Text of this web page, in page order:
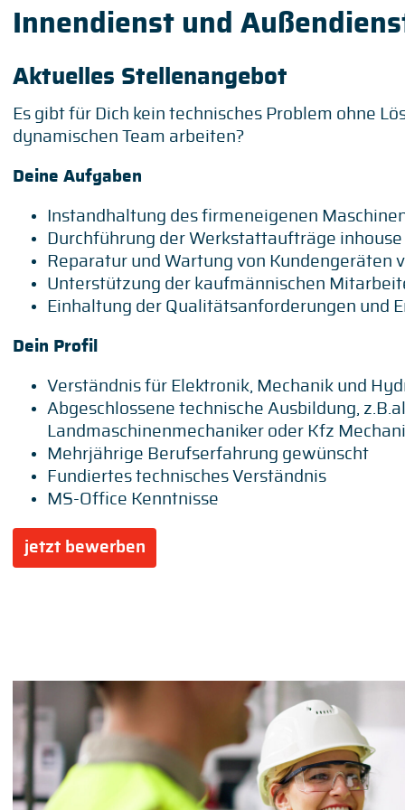
Innendienst und
Aktuelles Stellenangebot
Es gibt für Dich kein technisches Problem ohne
dynamischen Team arbeiten?
Deine Aufgaben
Instandhaltung des firmeneigenen
Durchführung der Werkstattaufträge inhouse
Reparatur und Wartung von Kundengeräten
Unterstützung der kaufmännischen
Einhaltung der Qualitätsanforderungen und
Dein Profil
Verständnis für Elektronik, Mechanik und
Abgeschlossene technische Ausbildung,
Landmaschinenmechaniker oder Kfz
Mehrjährige Berufserfahrung gewünscht
Fundiertes technisches Verständnis
MS-Office Kenntnisse
jetzt bewerben